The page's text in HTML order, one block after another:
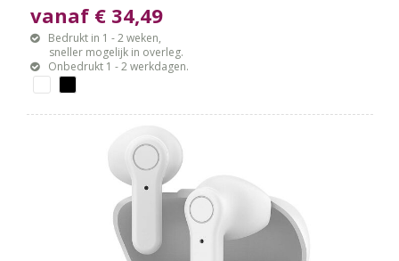
vanaf € 34,49
Bedrukt in 1 - 2 weken,
sneller mogelijk in overleg.
Onbedrukt 1 - 2 werkdagen.